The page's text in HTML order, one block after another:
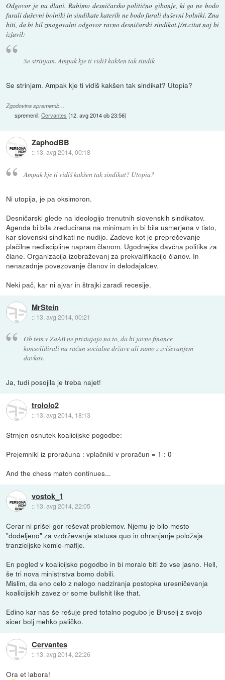
Odgovor je na dlani. Rabimo desničarsko politično gibanje, ki ga ne bodo
furali duševni bolniki in sindikate katerih ne bodo furali duševni bolniki. Zna
biti, da bi bil zmagovalni odgovor ravno desničarski sindikat.[/st.citat naj bi
izjavil:
Se strinjam. Ampak kje ti vidiš kakšen tak sindik
Se strinjam. Ampak kje ti vidiš kakšen tak sindikat? Utopia?
Zgodovina sprememb…
spremenil:Cervantes (12. avg 2014 ob 23:56)
ZaphodBB
:: 13. avg 2014, 00:18
Ampak kje ti vidiš kakšen tak sindikat? Utopia?
Ni utopija, je pa oksimoron.
Desničarski glede na ideologijo trenutnih slovenskih sindikatov.
Agenda bi bila zreducirana na minimum in bi bila usmerjena v tisto,
kar slovenski sindikati ne nudijo. Zadeve kot je preprečevanje
plačilne nediscipline napram članom. Ugodnejša davčna politika za
člane. Organizacija izobraževanj za prekvalifikacijo članov. In
nenazadnje povezovanje članov in delodajalcev.
Neki pač, kar ni ajvar in štrajki zaradi recesije.
MrStein
:: 13. avg 2014, 00:21
Ob tem v ZaAB ne pristajajo na to, da bi javne finance
konsolidirali na račun socialne države ali samo z zviševanjem
davkov.
Ja, tudi posojila je treba najet!
trololo2
:: 13. avg 2014, 18:13
Strnjen osnutek koalicijske pogodbe:
Prejemniki iz proračuna : vplačniki v proračun = 1 : 0
And the chess match continues...
vostok_1
:: 13. avg 2014, 22:05
Cerar ni prišel gor reševat problemov. Njemu je bilo mesto
"dodeljeno" za vzdrževanje statusa quo in ohranjanje položaja
tranzicijske komie-mafije.
En pogled v koalicijsko pogodbo in bi moralo biti že vse jasno. Hell,
še tri nova ministrstva bomo dobili.
Mislim, da eno celo z nalogo nadziranja postopka uresničevanja
koalicijskih zavez or some bullshit like that.
Edino kar nas še rešuje pred totalno pogubo je Bruselj z svojo
sicer bolj mehko paličko.
Cervantes
:: 13. avg 2014, 22:26
Ora et labora!